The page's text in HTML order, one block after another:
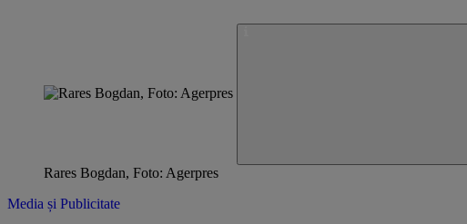
Rares Bogdan, Foto: Agerpres
Media și Publicitate